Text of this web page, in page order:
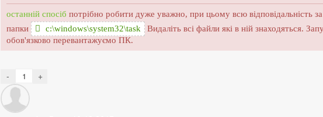
останній спосіб потрібно робити дуже уважно, при цьому всю відповідальність
папки
c:\windows\system32\task
Видаліть всі файли які в ній знаходяться.
обов'язково перевантажуємо ПК.
- +